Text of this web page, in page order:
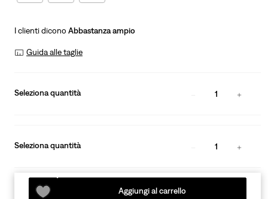
I clienti dicono Abbastanza ampio
Guida alle taglie
Seleziona quantità 1
Seleziona quantità 1
Aggiungi al carrello